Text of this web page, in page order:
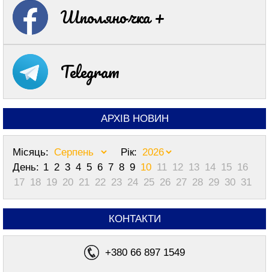
Шполяночка +
Telegram
АРХІВ НОВИН
Місяць:
Рік:
День: 1 2 3 4 5 6 7 8 9 10 11 12 13 14 15 16
17 18 19 20 21 22 23 24 25 26 27 28 29 30 31
КОНТАКТИ
+380 66 897 1549